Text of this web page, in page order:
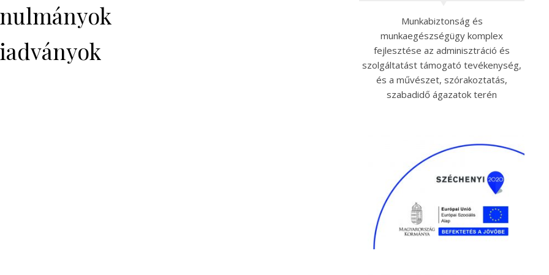
Munkabiztonság és
munkaegészségügy komplex
fejlesztése az adminisztráció és
szolgáltatást támogató tevékenység,
és a művészet, szórakoztatás,
szabadidő ágazatok terén